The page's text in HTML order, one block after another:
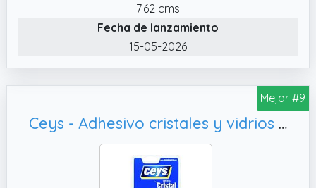
7.62 cms
Fecha de lanzamiento
15-05-2026
Mejor #9
Ceys - Adhesivo cristales y vidrios - Pegamento para clistal con uniones invisibles - 30GR